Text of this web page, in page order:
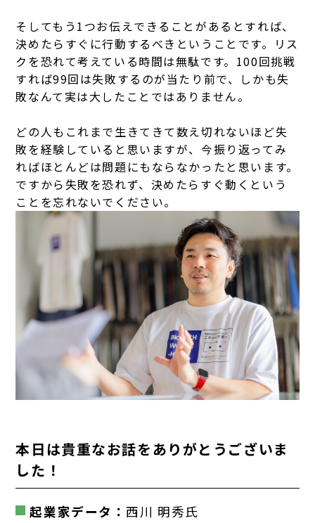
そしてもう1つお伝えできることがあるとすれば、
決めたらすぐに行動するべきということです。リス
クを恐れて考えている時間は無駄です。100回挑戦
すれば99回は失敗するのが当たり前で、しかも失
敗なんて実は大したことではありません。
どの人もこれまで生きてきて数え切れないほど失
敗を経験していると思いますが、今振り返ってみ
ればほとんどは問題にもならなかったと思います。
ですから失敗を恐れず、決めたらすぐ動くという
ことを忘れないでください。
本日は貴重なお話をありがとうございま
した！
起業家データ： 西川 明秀氏